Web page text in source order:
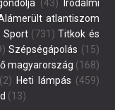
(43)
Irodalmi
atlantiszom
Sport(731) Titkok és
Szépségápolás (15)
magyarország (168)
Heti lámpás (459)
(13)